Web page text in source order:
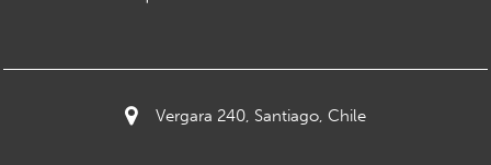
Vergara 240, Santiago, Chile